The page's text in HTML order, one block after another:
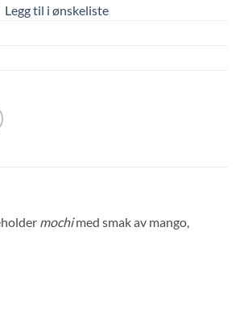
Legg til i ønskeliste
mochimed smak av mango,